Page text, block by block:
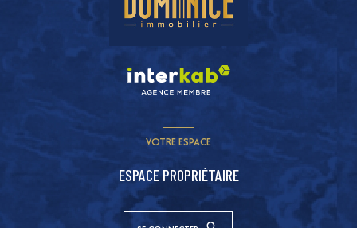
VOTRE ESPACE
ESPACE PROPRIÉTAIRE